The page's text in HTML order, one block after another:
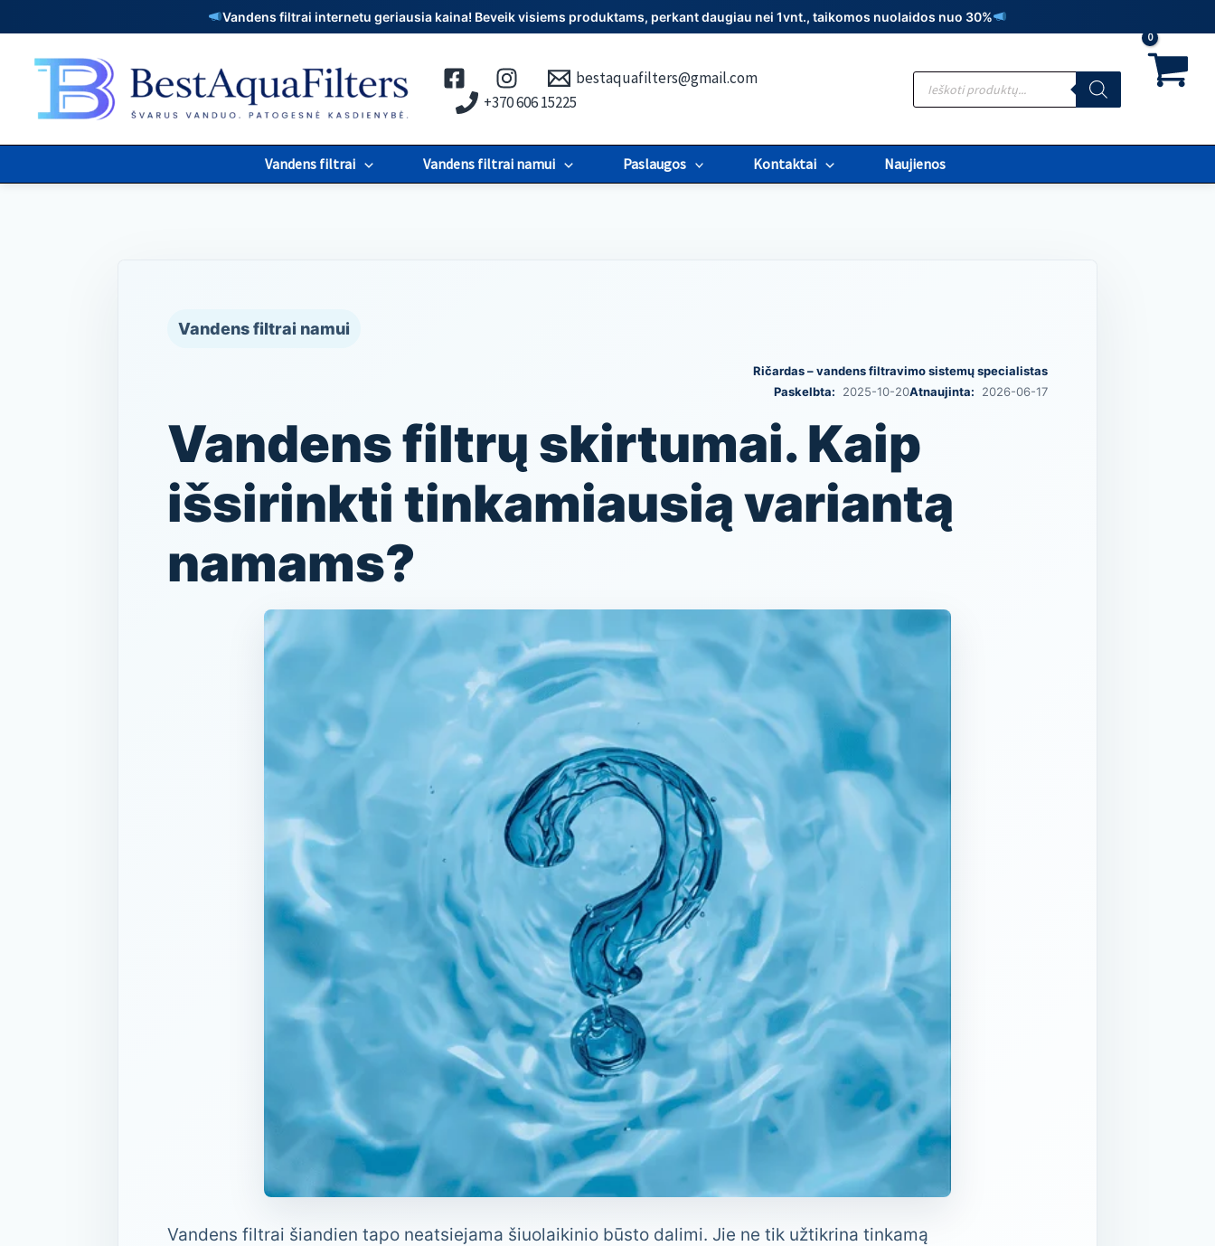
Vandens filtrai internetu geriausia kaina! Beveik visiems produktams, perkant daugiau nei 1vnt., taikomos nuolaidos nuo 30%
prie
turinio
bestaquafilters@gmail.com
+370 606 15225
Products
search
Vandens filtrai Vandens filtrai namui Paslaugos Kontaktai Naujienos
Vandens filtrai namui
Ričardas – vandens filtravimo sistemų specialistas
Paskelbta:
2025-10-20Atnaujinta: 2026-06-17
Vandens filtrų skirtumai. Kaip
išsirinkti tinkamiausią variantą
namams?
Vandens filtrai šiandien tapo neatsiejama šiuolaikinio būsto dalimi. Jie ne tik užtikrina tinkamą